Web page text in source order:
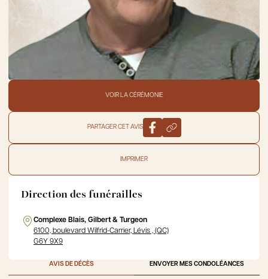
VOIR LA CÉRÉMONIE
PARTAGER CET AVIS
IMPRIMER
Direction des funérailles
Complexe Blais, Gilbert & Turgeon
6100, boulevard Wilfrid-Carrier, Lévis , (QC)
G6Y 9X9
AVIS DE DÉCÈS ENVOYER MES CONDOLÉANCES